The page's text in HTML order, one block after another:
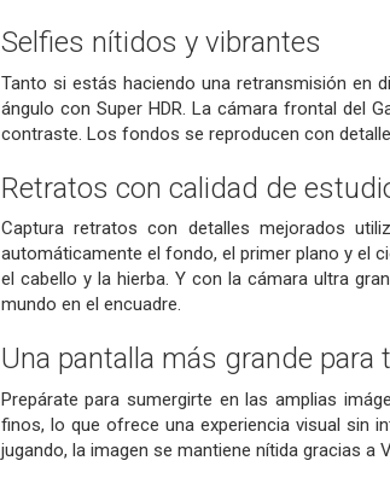
Selfies nítidos y vibrantes
Tanto si estás haciendo una retransmisión en
ángulo con Super HDR. La cámara frontal del
contraste. Los fondos se reproducen con
Retratos con calidad de
Captura retratos con detalles mejorados
automáticamente el fondo, el primer plano y el
el cabello y la hierba. Y con la cámara ultra
mundo en el encuadre.
Una pantalla más grande
Prepárate para sumergirte en las amplias
finos, lo que ofrece una experiencia visual sin
jugando, la imagen se mantiene nítida gracias a